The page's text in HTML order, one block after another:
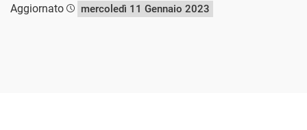
Aggiornato
mercoledì 11 Gennaio 2023